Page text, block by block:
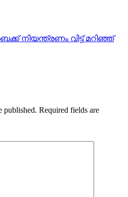
നിയന്ത്രണം വിട്ട് മറിഞ്ഞ്
published. Required fields are